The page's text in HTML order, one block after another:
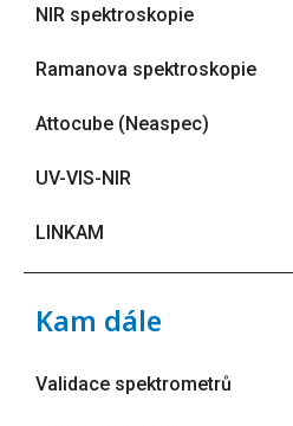
NIR spektroskopie
Ramanova spektroskopie
Attocube (Neaspec)
UV-VIS-NIR
LINKAM
Kam dále
Validace spektrometrů